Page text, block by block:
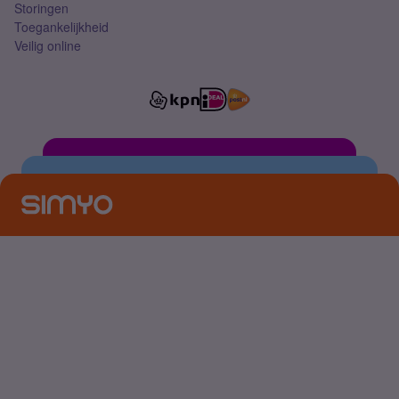
Storingen
Toegankelijkheid
Veilig online